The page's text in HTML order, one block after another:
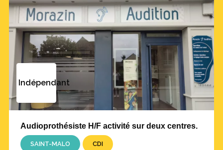
Indépendant
Audioprothésiste H/F activité sur deux centres.
SAINT-MALO CDI